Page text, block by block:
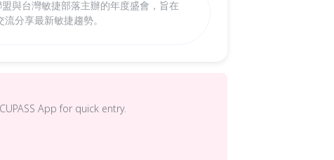
與台灣敏捷部落主辦的年度盛會，旨在
分享最新敏捷趨勢。
App for quick entry.